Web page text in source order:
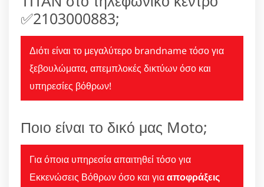
✅2103000883;
Διότι είναι το μεγαλύτερο brandname τόσο για
ξεβουλώματα, απεμπλοκές δικτύων όσο και
υπηρεσίες βόθρων!
Ποιο είναι το δικό μας Moto;
Για όποια υπηρεσία απαιτηθεί τόσο για
Εκκενώσεις Βόθρων όσο και γιααποφράξεις